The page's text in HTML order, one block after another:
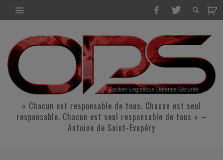
« Chacun est responsable de tous. Chacun est seul
responsable. Chacun est seul responsable de tous » –
Antoine de Saint-Exupéry